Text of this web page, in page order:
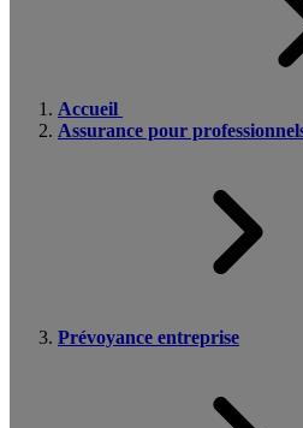
Accueil
Assurance pour
Prévoyance entreprise